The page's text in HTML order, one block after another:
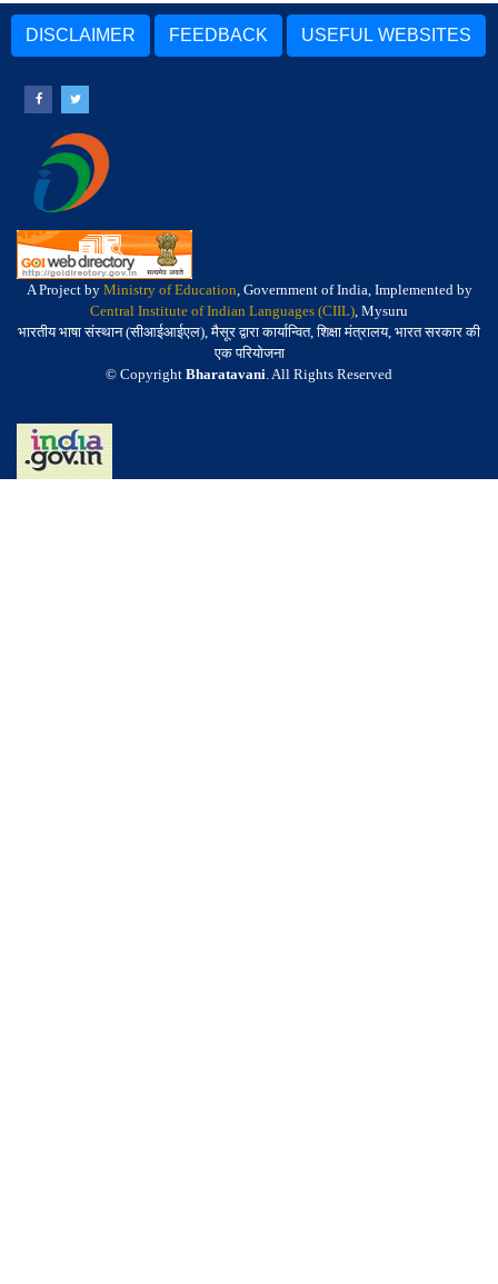
DISCLAIMER FEEDBACK USEFUL WEBSITES
A Project by Ministry of Education, Government of India, Implemented by
Central Institute of Indian Languages (CIIL), Mysuru
भारतीय भाषा संस्थान (सीआईआईएल), मैसूर द्वारा कार्यान्वित, शिक्षा मंत्रालय, भारत सरकार की
एक परियोजना
© Copyright Bharatavani. All Rights Reserved